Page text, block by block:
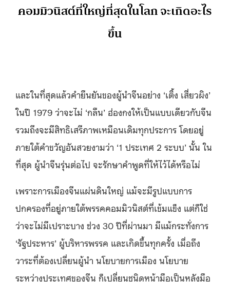
คอมมิวนิสต์ที่ใหญ่ที่สุดในโลก จะเกิดอะไร
ขึ้น
และในที่สุดแล้วคำยืนยันของผู้นำจีนอย่าง ‘เติ้ง เสี่ยวผิง’
ในปี 1979 ว่าจะไม่ ‘กลืน’​ ฮ่องกงให้เป็นแบบเดียวกับจีน
รวมถึงจะมีสิทธิเสรีภาพเหมือนเดิมทุกประการ โดยอยู่
ภายใต้คำขวัญอันสวยงามว่า ‘1 ประเทศ 2 ระบบ’ นั้น ใน
ที่สุด ผู้นำจีนรุ่นต่อไป จะรักษาคำพูดที่ให้ไว้ได้หรือไม่
เพราะการเมืองจีนแผ่นดินใหญ่ แม้จะมีรูปแบบการ
ปกครองที่อยู่ภายใต้พรรคคอมมิวนิสต์ที่เข้มแข็ง แต่ก็ใช่
ว่าจะไม่มีเปราะบาง ช่วง 30 ปีที่ผ่านมา มีแม้กระทั่งการ
‘รัฐประหาร’ ผู้บริหารพรรค และเกิดขึ้นทุกครั้ง เมื่อถึง
วาระที่ต้องเปลี่ยนผู้นำ นโยบายการเมือง นโยบาย
ระหว่างประเทศของจีน ก็เปลี่ยนชนิดหน้ามือเป็นหลังมือ